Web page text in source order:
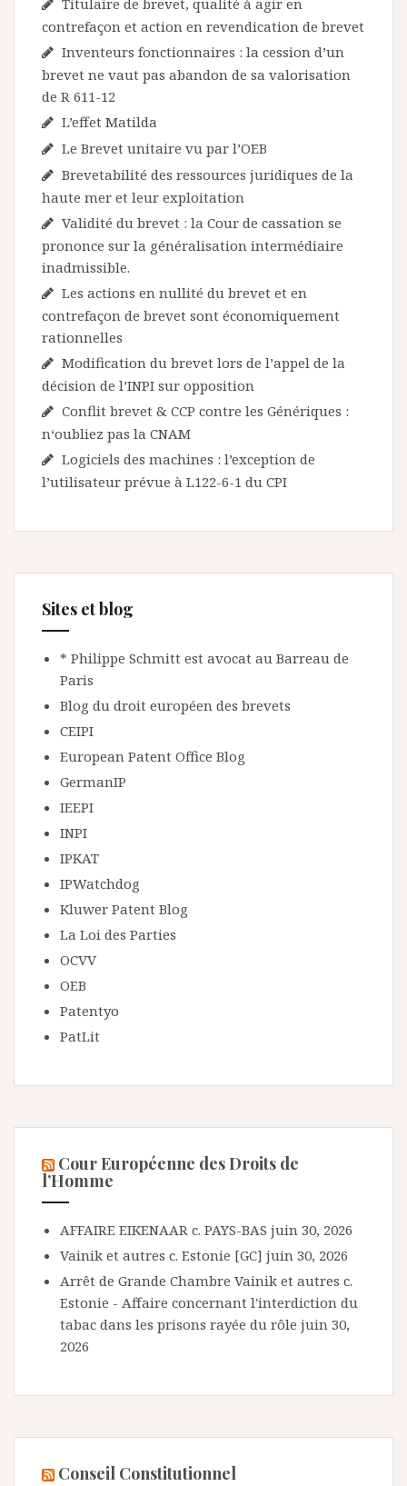
Titulaire de brevet, qualité à agir en
contrefaçon et action en revendication de brevet
Inventeurs fonctionnaires : la cession d’un
brevet ne vaut pas abandon de sa valorisation
de R 611-12
L’effet Matilda
Le Brevet unitaire vu par l’OEB
Brevetabilité des ressources juridiques de la
haute mer et leur exploitation
Validité du brevet : la Cour de cassation se
prononce sur la généralisation intermédiaire
inadmissible.
Les actions en nullité du brevet et en
contrefaçon de brevet sont économiquement
rationnelles
Modification du brevet lors de l’appel de la
décision de l’INPI sur opposition
Conflit brevet & CCP contre les Génériques :
n‘oubliez pas la CNAM
Logiciels des machines : l’exception de
l’utilisateur prévue à L122-6-1 du CPI
Sites et blog
* Philippe Schmitt est avocat au Barreau de
Paris
Blog du droit européen des brevets
CEIPI
European Patent Office Blog
GermanIP
IEEPI
INPI
IPKAT
IPWatchdog
Kluwer Patent Blog
La Loi des Parties
OCVV
OEB
Patentyo
PatLit
Cour Européenne des Droits de
l’Homme
AFFAIRE EIKENAAR c. PAYS-BAS juin 30, 2026
Vainik et autres c. Estonie [GC] juin 30, 2026
Arrêt de Grande Chambre Vainik et autres c.
Estonie - Affaire concernant l'interdiction du
tabac dans les prisons rayée du rôle juin 30,
2026
Conseil Constitutionnel